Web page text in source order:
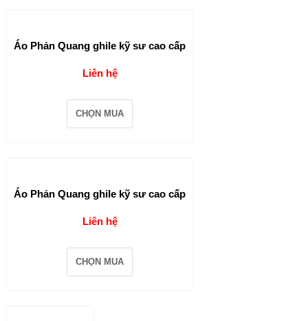
Áo Phản Quang ghile kỹ sư cao cấp
Liên hệ
CHỌN MUA
Áo Phản Quang ghile kỹ sư cao cấp
Liên hệ
CHỌN MUA